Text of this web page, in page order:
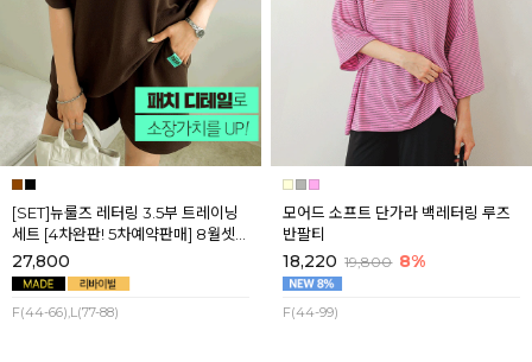
[SET]뉴룰즈 레터링 3.5부 트레이닝
세트 [4차완판! 5차예약판매] 8월셋
째주 순차배송
27,800
F(44-66),L(77-88)
모어드 소프트 단가라 백레터링 루즈
반팔티
18,220 19,800 8%
F(44-99)